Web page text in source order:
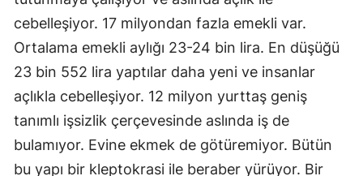
cebelleşiyor. 17 milyondan fazla emekli var.
Ortalama emekli aylığı 23-24 bin lira. En düşüğü
23 bin 552 lira yaptılar daha yeni ve insanlar
açlıkla cebelleşiyor. 12 milyon yurttaş geniş
tanımlı işsizlik çerçevesinde aslında iş de
bulamıyor. Evine ekmek de götüremiyor. Bütün
bu yapı bir kleptokrasi ile beraber yürüyor. Bir